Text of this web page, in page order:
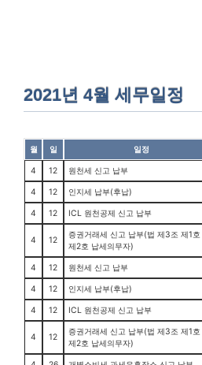
2021년 4월 세무일정
월 일 일정
4 12 원천세 신고 납부
4 12 인지세 납부(후납)
4 12 ICL 원천공제 신고 납부
4 12
증권거래세 신고 납부(법 제3조 제1호
제2호 납세의무자)
4 12 원천세 신고 납부
4 12 인지세 납부(후납)
4 12 ICL 원천공제 신고 납부
4 12
증권거래세 신고 납부(법 제3조 제1호
제2호 납세의무자)